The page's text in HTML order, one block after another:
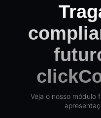
Veja o nosso módulo